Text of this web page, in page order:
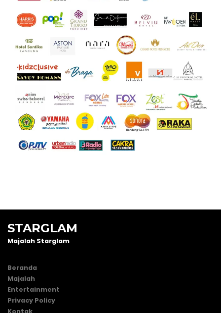
STARGLAM
Majalah Starglam
Beranda
Majalah
Entertainment
Privacy Policy